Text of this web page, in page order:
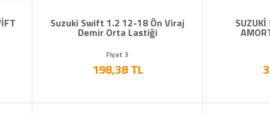
Suzuki Swift 1.2 12-18 Ön Viraj
Demir Orta Lastiği
Fiyat 3
198,38 TL